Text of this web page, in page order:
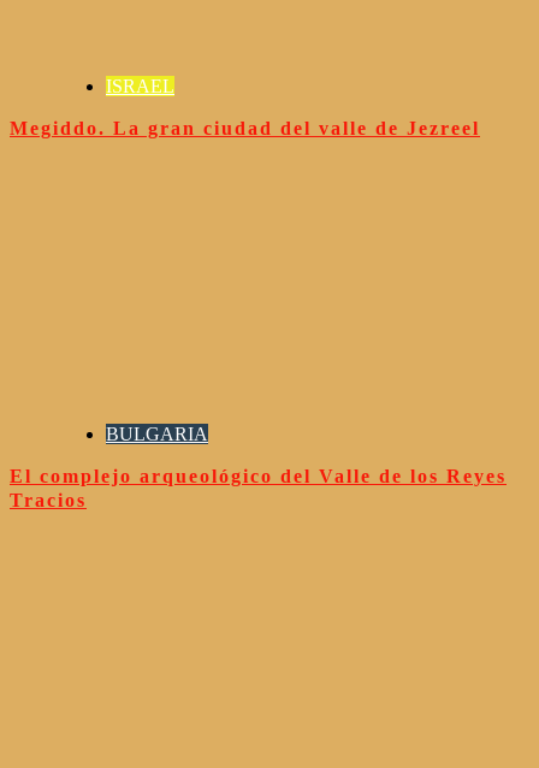
ISRAEL
Megiddo. La gran ciudad del valle de Jezreel
BULGARIA
El complejo arqueológico del Valle de los Reyes
Tracios